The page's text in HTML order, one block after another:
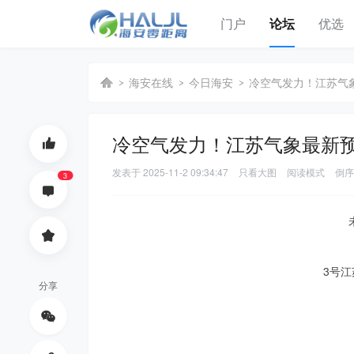
门户 论坛 优选
3
分享
›
海安在线
›
今日海安
›
冷空气发力！江苏
冷空气发力！江苏气象最
发表于2025-11-2 09:34:47 只看大图 阅读模式 倒
3号